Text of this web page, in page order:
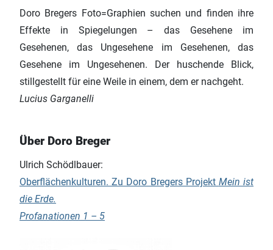
Doro Bregers Foto=Graphien suchen und finden ihre
Effekte in Spiegelungen – das Gesehene im
Gesehenen, das Ungesehene im Gesehenen, das
Gesehene im Ungesehenen. Der huschende Blick,
stillgestellt für eine Weile in einem, dem er nachgeht.
Lucius Garganelli
Über Doro Breger
Ulrich Schödlbauer:
Oberflächenkulturen. Zu Doro Bregers Projekt Mein ist
die Erde.
Profanationen 1 – 5